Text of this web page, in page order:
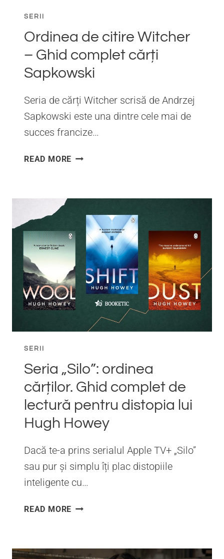
SERII
Ordinea de citire Witcher
– Ghid complet cărți
Sapkowski
Seria de cărți Witcher scrisă de Andrzej
Sapkowski este una dintre cele mai de
succes francize…
READ MORE ORDINEA
GHID
COMPLET
CĂRȚI
SAPKOWSKI
SERII
Seria „Silo”: ordinea
cărților. Ghid complet de
lectură pentru distopia lui
Hugh Howey
Dacă te-a prins serialul Apple TV+ „Silo”
sau pur și simplu îți plac distopiile
inteligente cu…
READ MORE SERIA
GHID